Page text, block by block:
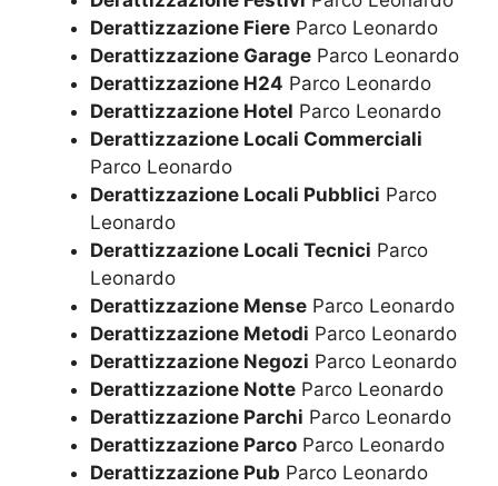
Derattizzazione Fiere Parco Leonardo
Derattizzazione Garage Parco Leonardo
Derattizzazione H24 Parco Leonardo
Derattizzazione Hotel Parco Leonardo
Derattizzazione Locali Commerciali
Parco Leonardo
Derattizzazione Locali Pubblici Parco
Leonardo
Derattizzazione Locali Tecnici Parco
Leonardo
Derattizzazione Mense Parco Leonardo
Derattizzazione Metodi Parco Leonardo
Derattizzazione Negozi Parco Leonardo
Derattizzazione Notte Parco Leonardo
Derattizzazione Parchi Parco Leonardo
Derattizzazione Parco Parco Leonardo
Derattizzazione Pub Parco Leonardo